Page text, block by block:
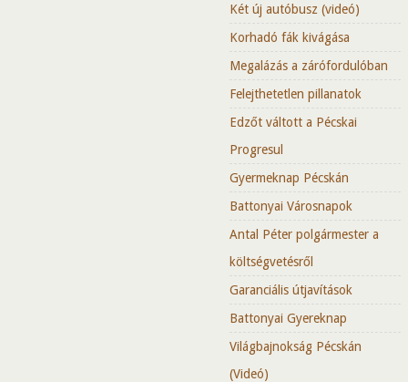
Két új autóbusz (videó)
Korhadó fák kivágása
Megalázás a zárófordulóban
Felejthetetlen pillanatok
Edzőt váltott a Pécskai
Progresul
Gyermeknap Pécskán
Battonyai Városnapok
Antal Péter polgármester a
költségvetésről
Garanciális útjavítások
Battonyai Gyereknap
Világbajnokság Pécskán
(Videó)